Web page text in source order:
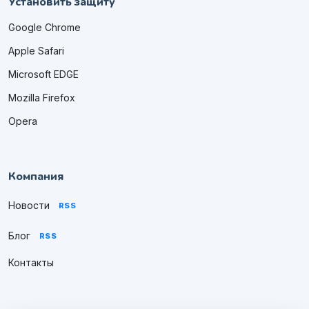
Google Chrome
Apple Safari
Microsoft EDGE
Mozilla Firefox
Opera
Компания
Новости RSS
Блог RSS
Контакты